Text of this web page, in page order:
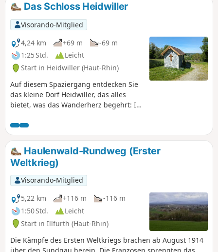
Das Schloss Heidwiller
Visorando-Mitglied
4,24 km
+69 m
-69 m
1:25 Std.
Leicht
Start in Heidwiller (Haut-Rhin)
Auf diesem Spaziergang entdecken Sie
das kleine Dorf Heidwiller, das alles
bietet, was das Wanderherz begehrt: Im
Schloss, im Norden verläuft ein ruhiger
Kanal und im Süden erhebt sich ein
Hügel, der einen außergewöhnlichen
Ausblick auf die Region bietet. Dazu
kommen ein kleiner Lehrpfad und
abwechslungsreiche Waldwege – die
perfekte Mischung für einen
gelungenen Spaziergang!
Haulenwald-Rundweg (Erster
Weltkrieg)
Visorando-Mitglied
5,22 km
+116 m
-116 m
1:50 Std.
Leicht
Start in Illfurth (Haut-Rhin)
Die Kämpfe des Ersten Weltkriegs brachen ab August 1914